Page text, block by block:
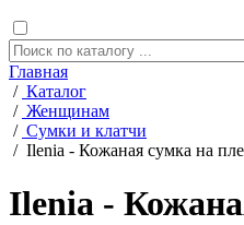
Главная
/ Каталог
/ Женщинам
/ Сумки и клатчи
/ Ilenia - Кожаная сумка на
Ilenia -